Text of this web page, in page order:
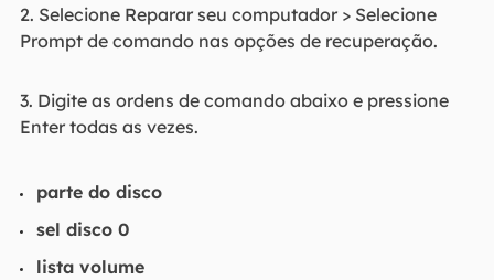
2. Selecione Reparar seu computador > Selecione
Prompt de comando nas opções de recuperação.
3. Digite as ordens de comando abaixo e pressione
Enter todas as vezes.
parte do disco
sel disco 0
lista volume